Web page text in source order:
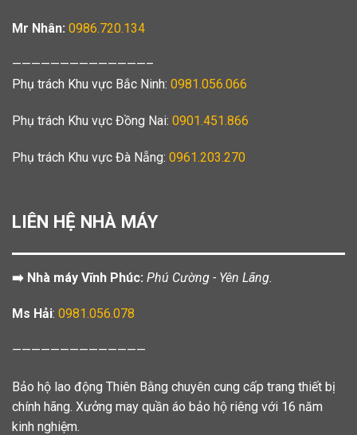
Mr Nhân: 0986.720.134
——————————————–
Phụ trách Khu vực Bắc Ninh: 0981.056.066
Phụ trách Khu vực Đồng Nai: 0901.451.866
Phụ trách Khu vực Đà Nẵng: 0961.203.270
LIÊN HỆ NHÀ MÁY
➡️ Nhà máy Vĩnh Phúc: Phú Cường - Yên Lãng.
Ms Hải: 0981.056.078
——————————————
Bảo hộ lao động Thiên Bằng chuyên cung cấp trang thiết bị
chính hãng. Xưởng may quần áo bảo hộ riêng với 16 năm
kinh nghiệm.